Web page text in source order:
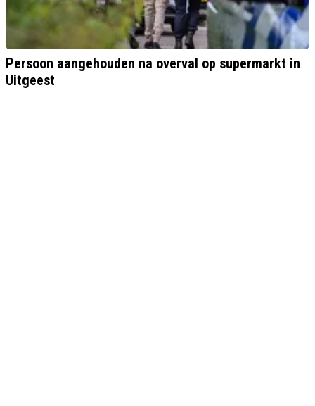
Persoon aangehouden na overval op supermarkt in
Uitgeest